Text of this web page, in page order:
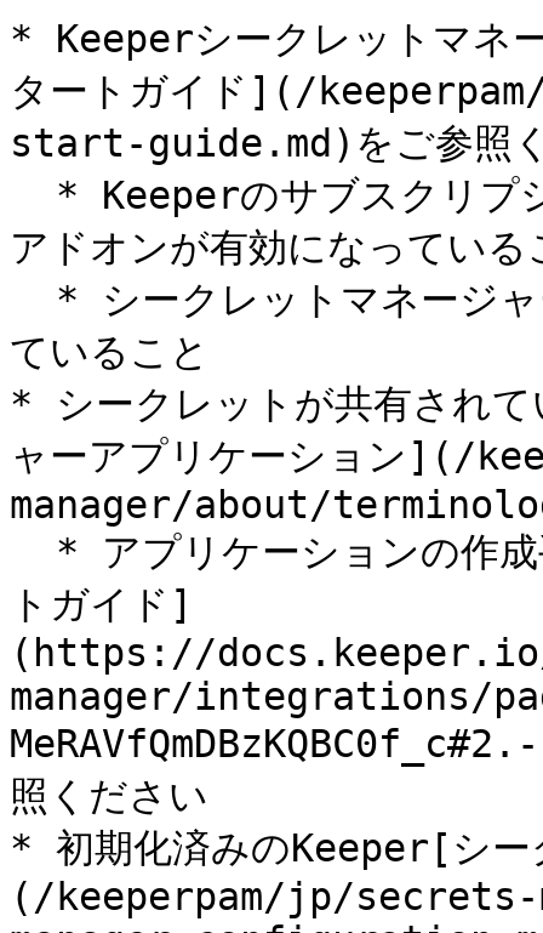
* Keeperシークレットマネ
タートガイド](/
start-guide.md)をご参照
アドオンが有効になっている
ていること
* シークレットが共有され
ャーアプリケーション](/
manager/about/
トガイド]
(https://
manager/integrations/
照ください
* 初期化済みのKeeper[シー
(/keeperpam/jp/